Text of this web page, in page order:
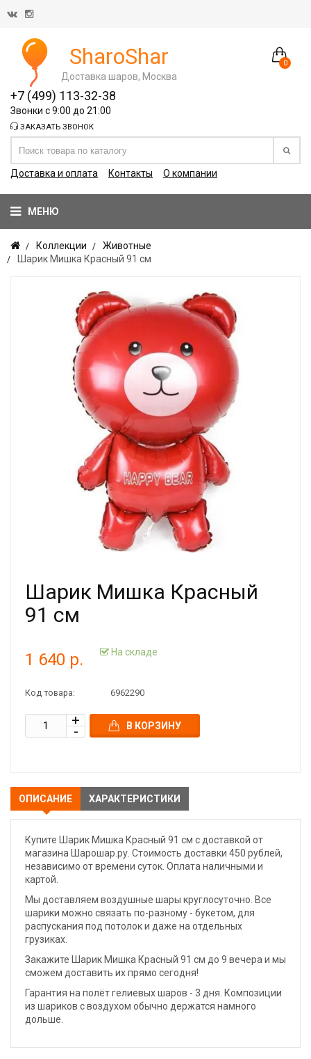
0
SharoShar
Доставка шаров, Москва
+7 (499) 113-32-38
Звонки с 9:00 до 21:00
ЗАКАЗАТЬ ЗВОНОК
Доставка и оплата Контакты О компании
МЕНЮ
Коллекции
Животные
Шарик Мишка Красный 91 см
Шарик Мишка Красный
91 см
1 640 р. На складе
Код товара: 6962290
В КОРЗИНУ
ОПИСАНИЕ ХАРАКТЕРИСТИКИ
Купите Шарик Мишка Красный 91 см с доставкой от
магазина Шарошар.ру. Стоимость доставки 450 рублей,
независимо от времени суток. Оплата наличными и
картой.
Мы доставляем воздушные шары круглосуточно. Все
шарики можно связать по-разному - букетом, для
распускания под потолок и даже на отдельных
грузиках.
Закажите Шарик Мишка Красный 91 см до 9 вечера и мы
сможем доставить их прямо сегодня!
Гарантия на полёт гелиевых шаров - 3 дня. Композиции
из шариков с воздухом обычно держатся намного
дольше.